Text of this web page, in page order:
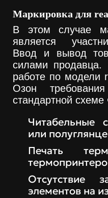
Маркировка для
В этом случае
является
Ввод и вывод
силами
работе по модели
Озон
стандартной
Читабельные
или
Печать
Отсутствие
элементов на